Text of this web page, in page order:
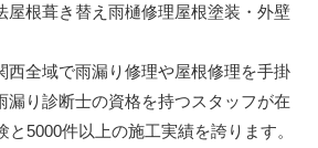
屋根葺き替え 雨樋修理屋根塗装・外壁
西全域で雨漏り修理や屋根修理を手掛
漏り診断士の資格を持つスタッフが在
5000件以上の施工実績を誇ります。